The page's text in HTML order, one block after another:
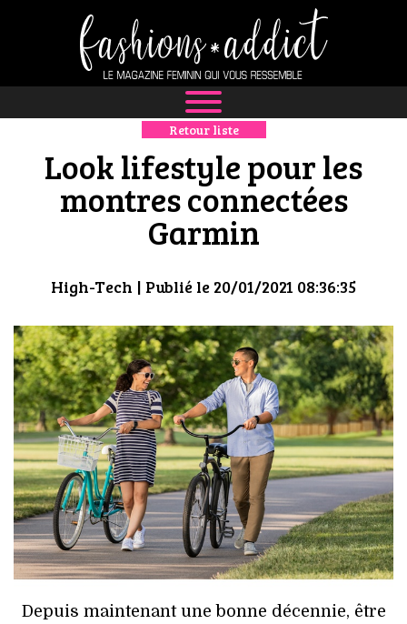
NEWS
MODE
LUXE
DÉFILÉS
BOUTIQUE
CULTURE
HIGH TECH
MAISON
AUTO
LIEUX TENDANCES
Retour liste
Look lifestyle pour les
montres connectées
Garmin
High-Tech | Publié le 20/01/2021 08:36:35
Depuis maintenant une bonne décennie, être